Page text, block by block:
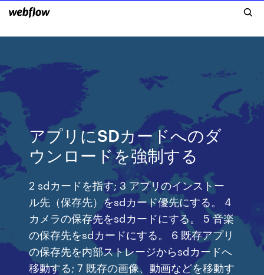
アプリにSDカードへのダ
ウンロードを強制する
2 sdカードを指す; 3 アプリのインストー
ル先（保存先）をsdカード優先にする。 4
カメラの保存先をsdカードにする。 5 音楽
の保存先をsdカードにする。 6 既存アプリ
の保存先を内部ストレージからsdカードへ
移動する; 7 既存の画像、動画などを移動す